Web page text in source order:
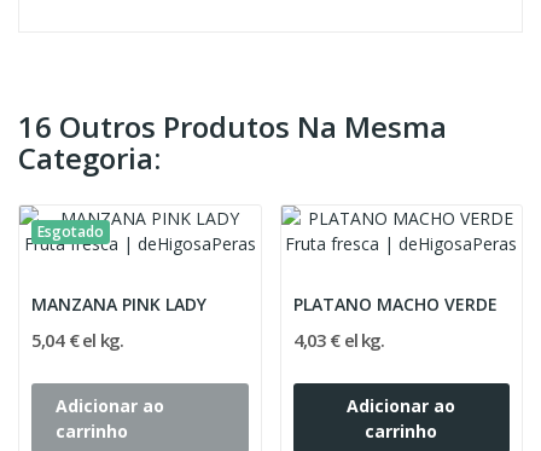
16 Outros Produtos Na Mesma
Categoria:
Esgotado
MANZANA PINK LADY
5,04 € el kg.
Adicionar ao
carrinho
PLATANO MACHO VERDE
4,03 € el kg.
Adicionar ao
carrinho